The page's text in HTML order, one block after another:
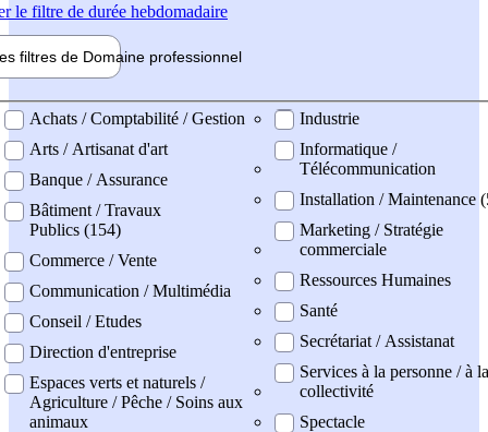
le filtre de durée hebdomadaire
filtres de Domaine professionnel
professionel
Achats / Comptabilité / Gestion
Arts / Artisanat d'art
Banque / Assurance
Bâtiment / Travaux
Publics (154)
Commerce / Vente
Communication / Multimédia
Conseil / Etudes
Direction d'entreprise
Espaces verts et naturels /
Agriculture / Pêche / Soins aux
animaux
Industrie
Informatique /
Télécommunication
Installation / Maintenance
Marketing / Stratégie
commerciale
Ressources Humaines
Santé
Secrétariat / Assistanat
Services à la personne / à la
collectivité
Spectacle